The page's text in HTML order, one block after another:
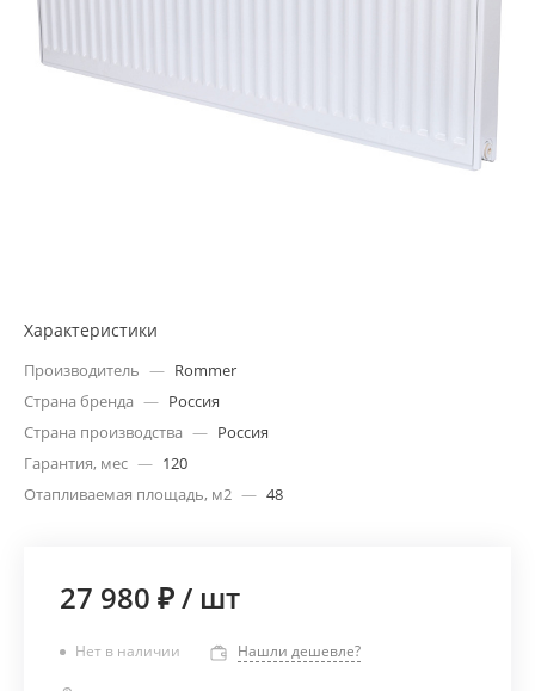
Характеристики
Производитель — Rommer
Страна бренда — Россия
Страна производства — Россия
Гарантия, мес — 120
Отапливаемая площадь, м2 — 48
27 980 ₽/ шт
Нет в наличии Нашли дешевле?